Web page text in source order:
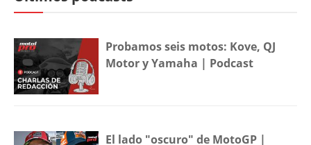
Probamos seis motos: Kove, QJ
Motor y Yamaha | Podcast
El lado "oscuro" de MotoGP |